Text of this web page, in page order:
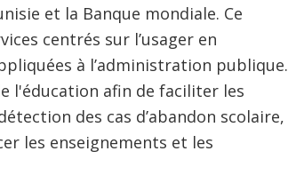
et la Banque mondiale. Ce
centrés sur l’usager en
à l’administration publique.
l'éducation afin de faciliter les
des cas d’abandon scolaire,
les enseignements et les